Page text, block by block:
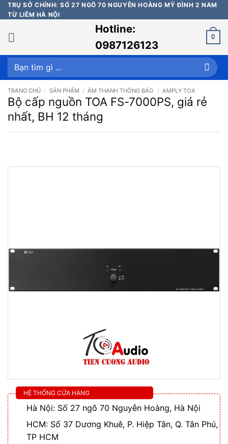
Bỏ
qua
nội
dung
TRỤ SỞ CHÍNH: SỐ 27 NGÕ 70 NGUYỄN HOÀNG MỸ ĐÌNH 2 NAM
TỪ LIÊM HÀ NỘI
Hotline:
0987126123
0
Tìm
kiếm:
TRANG CHỦ / SẢN PHẨM / ÂM THANH THÔNG BÁO / AMPLY TOA
Bộ cấp nguồn TOA FS-7000PS, giá rẻ
nhất, BH 12 tháng
HỆ THỐNG CỬA HÀNG
Hà Nội: Số 27 ngõ 70 Nguyễn Hoàng, Hà Nội
HCM: Số 37 Dương Khuê, P. Hiệp Tân, Q. Tân Phú,
TP HCM